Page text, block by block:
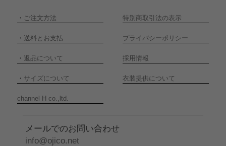
・ ご注文方法 特別商取引法の表示
・ 送料とお支払 プライバシーポリシー
・ 返品について 採用情報
・ サイズについて 衣装提供について
channel H co.,ltd.
メールでのお問い合わせ
info@ojico.net